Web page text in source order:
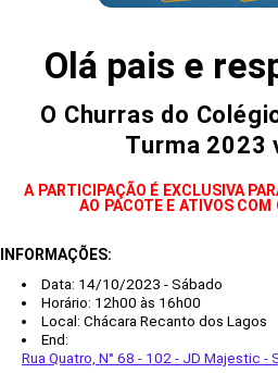
Olá pais e
O Churras do
Turma 2023
A PARTICIPAÇÃO É EXCLUSIVA
AO PACOTE E ATIVOS COM
INFORMAÇÕES:
Data: 14/10/2023 - Sábado
Horário: 12h00 às 16h00
Local: Chácara Recanto dos Lagos
End:
Rua Quatro, N° 68 - 102 - JD Majestic